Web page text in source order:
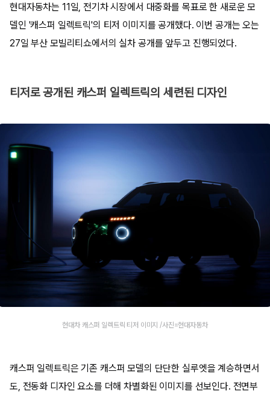
현대자동차는 11일, 전기차 시장에서 대중화를 목표로 한 새로운 모
델인 '캐스퍼 일렉트릭'의 티저 이미지를 공개했다. 이번 공개는 오는
27일 부산 모빌리티쇼에서의 실차 공개를 앞두고 진행되었다.
티저로 공개된 캐스퍼 일렉트릭의 세련된 디자인
현대차 캐스퍼 일렉트릭 티저 이미지 /사진=현대자동차
캐스퍼 일렉트릭은 기존 캐스퍼 모델의 단단한 실루엣을 계승하면서
도, 전동화 디자인 요소를 더해 차별화된 이미지를 선보인다. 전면부